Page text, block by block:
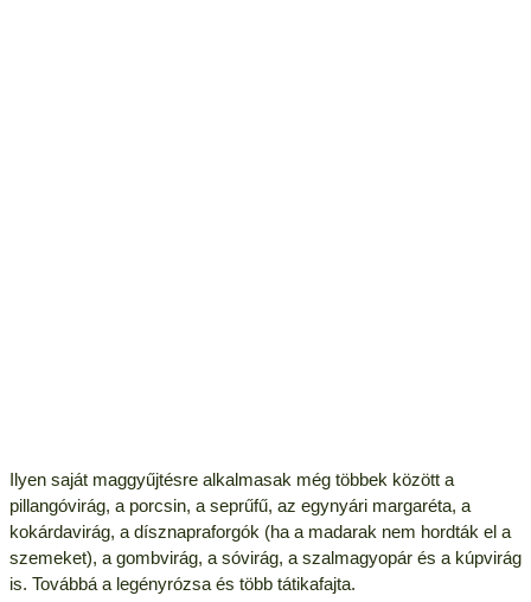
Ilyen saját maggyűjtésre alkalmasak még többek között a
pillangóvirág, a porcsin, a seprűfű, az egynyári margaréta, a
kokárdavirág, a dísznapraforgók (ha a madarak nem hordták el a
szemeket), a gombvirág, a sóvirág, a szalmagyopár és a kúpvirág
is. Továbbá a legényrózsa és több tátikafajta.